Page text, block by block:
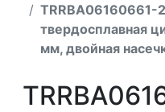
TRRBA06160661-
твердосплавная
мм, двойная